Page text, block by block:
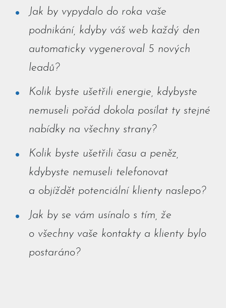
Jak by vypydalo do roka vaše
podnikání, kdyby váš web každý den
automaticky vygeneroval 5 nových
leadů?
Kolik byste ušetřili energie, kdybyste
nemuseli pořád dokola posílat ty stejné
nabídky na všechny strany?
Kolik byste ušetřili času a peněz,
kdybyste nemuseli telefonovat
a objíždět potenciální klienty naslepo?
Jak by se vám usínalo s tím, že
o všechny vaše kontakty a klienty bylo
postaráno?